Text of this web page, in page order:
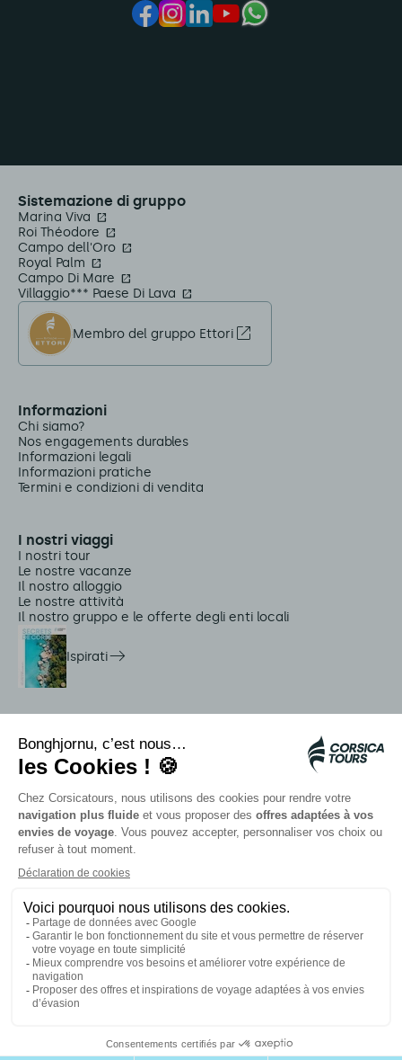
Sistemazione di gruppo
Marina Viva
Roi Théodore
Campo dell'Oro
Royal Palm
Campo Di Mare
Villaggio*** Paese Di Lava
Membro del gruppo Ettori
Informazioni
Chi siamo?
Nos engagements durables
Informazioni legali
Informazioni pratiche
Termini e condizioni di vendita
I nostri viaggi
I nostri tour
Le nostre vacanze
Il nostro alloggio
Le nostre attività
Il nostro gruppo e le offerte degli enti locali
Ispirati
Navette Citadina
Allarme meduse
Autocars rapides bleus
Contattate i nostri consulenti
I nostri partner